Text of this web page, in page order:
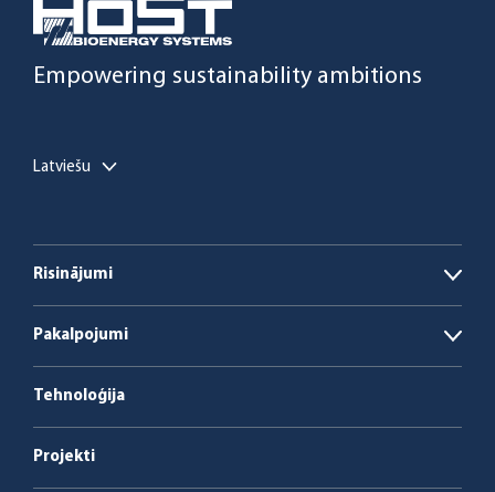
Empowering sustainability ambitions
Latviešu
Risinājumi
Open
Biomasas un ar atkritumiem kurināmas
katlumājas
Pakalpojumi
Open
Apkalpošana un apkope
Tehnoloģija
Projekti